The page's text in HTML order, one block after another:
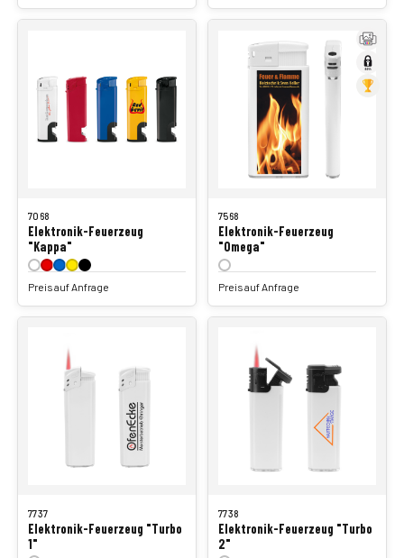
7068
Elektronik-Feuerzeug
"Kappa"
Preis auf Anfrage
7568
Elektronik-Feuerzeug
"Omega"
Preis auf Anfrage
7737
Elektronik-Feuerzeug "Turbo
1"
7738
Elektronik-Feuerzeug "Turbo
2"